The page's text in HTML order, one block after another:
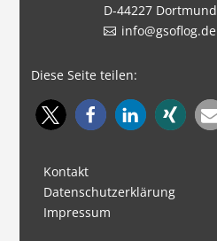
D-44227 Dortmund
info@gsoflog.de
Diese Seite teilen:
Kontakt
Datenschutzerklärung
Impressum